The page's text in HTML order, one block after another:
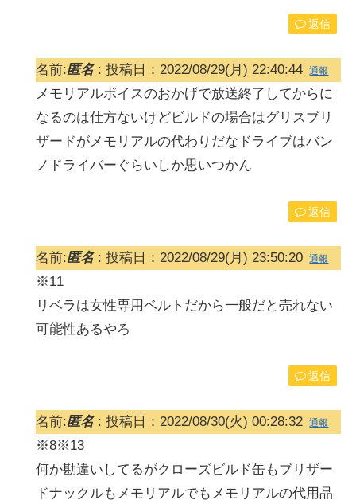
返信
名前:匿名: 投稿日：2022/08/29(月) 22:40:44 通報
メモリアルボイスのおかげで放送終了してからに
なるのは仕方ないけどビルドの場合はグリスブリ
ザードがメモリアルの代わりだなドライブはバン
ノドライバーぐらいしか思いつかん
返信
名前:匿名: 投稿日：2022/08/29(月) 23:50:20 通報
※11
リベラは女性専用ベルトだから一般だと売れない
可能性あるやろ
返信
名前:匿名: 投稿日：2022/08/30(火) 00:28:32 通報
※8※13
何か勘違いしてるがクローズビルド缶もブリザー
ドナックルもメモリアルでもメモリアルの代用品